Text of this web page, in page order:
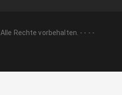
Alle Rechte vorbehalten. - - - -